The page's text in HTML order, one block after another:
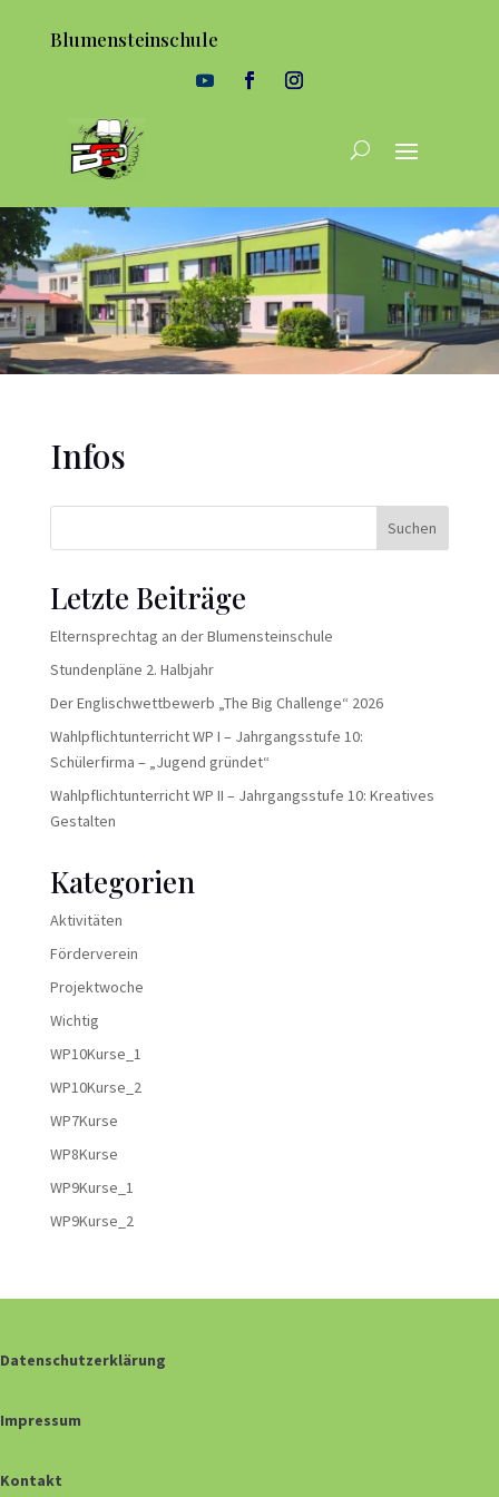
Blumensteinschule
Infos
Suchen
Letzte Beiträge
Elternsprechtag an der Blumensteinschule
Stundenpläne 2. Halbjahr
Der Englischwettbewerb „The Big Challenge“ 2026
Wahlpflichtunterricht WP I – Jahrgangsstufe 10:
Schülerfirma – „Jugend gründet“
Wahlpflichtunterricht WP II – Jahrgangsstufe 10: Kreatives
Gestalten
Kategorien
Aktivitäten
Förderverein
Projektwoche
Wichtig
WP10Kurse_1
WP10Kurse_2
WP7Kurse
WP8Kurse
WP9Kurse_1
WP9Kurse_2
Datenschutzerklärung
Impressum
Kontakt